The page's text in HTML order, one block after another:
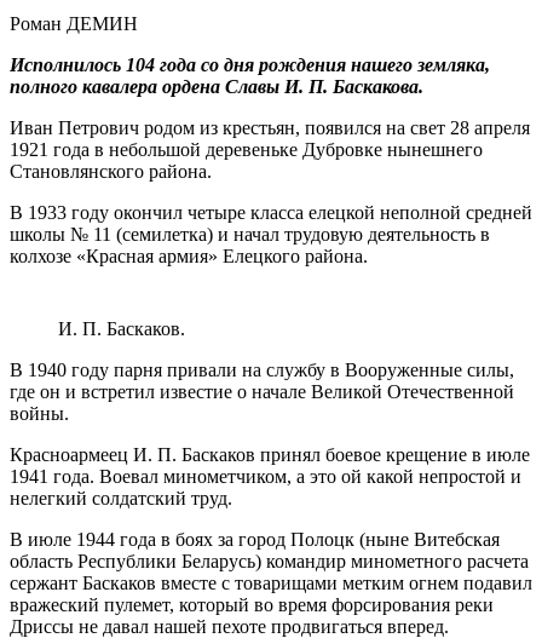
Роман ДЕМИН
Исполнилось 104 года со дня рождения нашего земляка,
полного кавалера ордена Славы И. П. Баскакова.
Иван Петрович родом из крестьян, появился на свет 28 апреля
1921 года в небольшой деревеньке Дубровке нынешнего
Становлянского района.
В 1933 году окончил четыре класса елецкой неполной средней
школы № 11 (семилетка) и начал трудовую деятельность в
колхозе «Красная армия» Елецкого района.
И. П. Баскаков.
В 1940 году парня привали на службу в Вооруженные силы,
где он и встретил известие о начале Великой Отечественной
войны.
Красноармеец И. П. Баскаков принял боевое крещение в июле
1941 года. Воевал минометчиком, а это ой какой непростой и
нелегкий солдатский труд.
В июле 1944 года в боях за город Полоцк (ныне Витебская
область Республики Беларусь) командир минометного расчета
сержант Баскаков вместе с товарищами метким огнем подавил
вражеский пулемет, который во время форсирования реки
Дриссы не давал нашей пехоте продвигаться вперед.